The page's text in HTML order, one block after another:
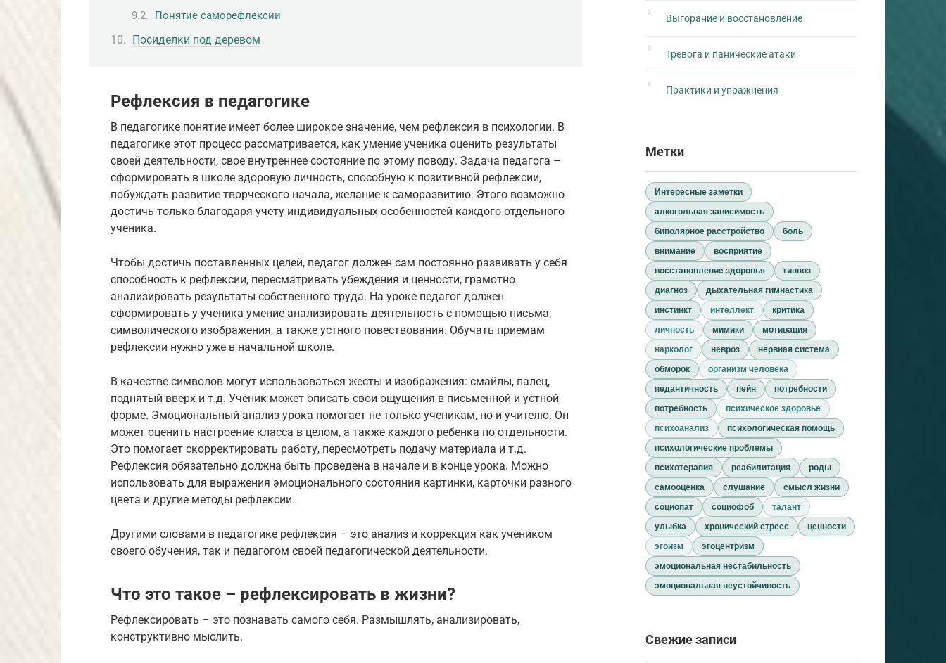
Понятие саморефлексии
Посиделки под деревом
Рефлексия в педагогике
В педагогике понятие имеет более широкое значение, чем рефлексия в психологии. В
педагогике этот процесс рассматривается, как умение ученика оценить результаты
своей деятельности, свое внутреннее состояние по этому поводу. Задача педагога –
сформировать в школе здоровую личность, способную к позитивной рефлексии,
побуждать развитие творческого начала, желание к саморазвитию. Этого возможно
достичь только благодаря учету индивидуальных особенностей каждого отдельного
ученика.
Чтобы достичь поставленных целей, педагог должен сам постоянно развивать у себя
способность к рефлексии, пересматривать убеждения и ценности, грамотно
анализировать результаты собственного труда. На уроке педагог должен
сформировать у ученика умение анализировать деятельность с помощью письма,
символического изображения, а также устного повествования. Обучать приемам
рефлексии нужно уже в начальной школе.
В качестве символов могут использоваться жесты и изображения: смайлы, палец,
поднятый вверх и т.д. Ученик может описать свои ощущения в письменной и устной
форме. Эмоциональный анализ урока помогает не только ученикам, но и учителю. Он
может оценить настроение класса в целом, а также каждого ребенка по отдельности.
Это помогает скорректировать работу, пересмотреть подачу материала и т.д.
Рефлексия обязательно должна быть проведена в начале и в конце урока. Можно
использовать для выражения эмоционального состояния картинки, карточки разного
цвета и другие методы рефлексии.
Другими словами в педагогике рефлексия – это анализ и коррекция как учеником
своего обучения, так и педагогом своей педагогической деятельности.
Что это такое – рефлексировать в жизни?
Рефлексировать – это познавать самого себя. Размышлять, анализировать,
конструктивно мыслить.
Выгорание и восстановление
Тревога и панические атаки
Практики и упражнения
Метки
Интересные заметки
алкогольная зависимость
биполярное расстройство
боль
внимание
восприятие
восстановление здоровья
гипноз
диагноз
дыхательная гимнастика
инстинкт
интеллект
критика
личность
мимики
мотивация
нарколог
невроз
нервная система
обморок
организм человека
педантичность
пейн
потребности
потребность
психическое здоровье
психоанализ
психологическая помощь
психологические проблемы
психотерапия
реабилитация
роды
самооценка
слушание
смысл жизни
социопат
социофоб
талант
улыбка
хронический стресс
ценности
эгоизм
эгоцентризм
эмоциональная нестабильность
эмоциональная неустойчивость
Свежие записи